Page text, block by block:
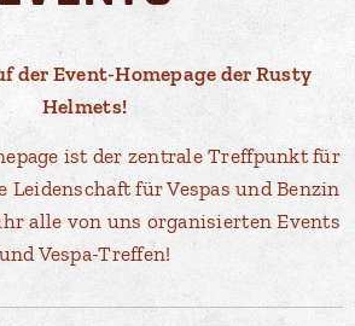
der Event-Homepage der Rusty
Helmets!
ist der zentrale Treffpunkt für
Leidenschaft für Vespas und Benzin
alle von uns organisierten Events
und Vespa-Treffen!